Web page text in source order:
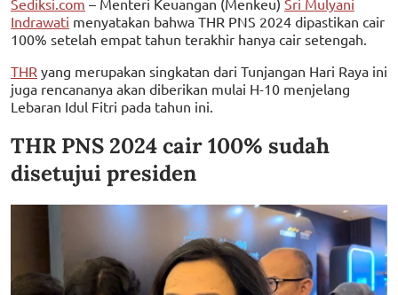
Indrawati menyatakan bahwa THR PNS 2024 dipastikan cair
100% setelah empat tahun terakhir hanya cair setengah.
THR yang merupakan singkatan dari Tunjangan Hari Raya ini
juga rencananya akan diberikan mulai H-10 menjelang
Lebaran Idul Fitri pada tahun ini.
THR PNS 2024 cair 100% sudah
disetujui presiden